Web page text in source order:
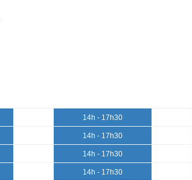
14h - 17h30
14h - 17h30
14h - 17h30
14h - 17h30